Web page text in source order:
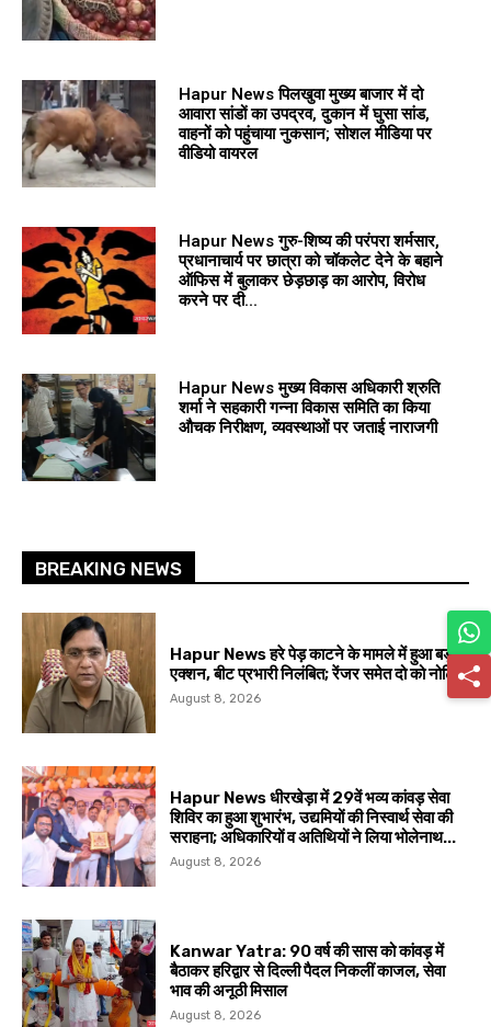
Hapur News पिलखुवा मुख्य बाजार में दो
आवारा सांडों का उपद्रव, दुकान में घुसा सांड,
वाहनों को पहुंचाया नुकसान; सोशल मीडिया पर
वीडियो वायरल
Hapur News गुरु-शिष्य की परंपरा शर्मसार,
प्रधानाचार्य पर छात्रा को चॉकलेट देने के बहाने
ऑफिस में बुलाकर छेड़छाड़ का आरोप, विरोध
करने पर दी...
Hapur News मुख्य विकास अधिकारी श्रुति
शर्मा ने सहकारी गन्ना विकास समिति का किया
औचक निरीक्षण, व्यवस्थाओं पर जताई नाराजगी
BREAKING NEWS
Hapur News हरे पेड़ काटने के मामले में हुआ बड़ा
एक्शन, बीट प्रभारी निलंबित; रेंजर समेत दो को नोटिस
August 8, 2026
Hapur News धीरखेड़ा में 29वें भव्य कांवड़ सेवा
शिविर का हुआ शुभारंभ, उद्यमियों की निस्वार्थ सेवा की
सराहना; अधिकारियों व अतिथियों ने लिया भोलेनाथ...
August 8, 2026
Kanwar Yatra: 90 वर्ष की सास को कांवड़ में
बैठाकर हरिद्वार से दिल्ली पैदल निकलीं काजल, सेवा
भाव की अनूठी मिसाल
August 8, 2026